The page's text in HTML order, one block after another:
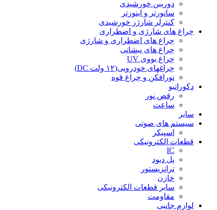
دوربین خورشیدی
سانورتر و اینورتر
کنترلر شارژر خورشیدی
چراغ های شارژی و اضطراری
چراغ های اضطراری و شارژی
چراغ های پیشانی
چراغ یووی UV
چراغهای خودرویی(۱۲ ولت DC)
نورافکن و چراغ قوه
دکوراتیو
رقص نور
ساعت
سایر
سیستم های صوتی
اسپیکر
قطعات الکترونیکی
IC
پل دیود
ترانزیستور
خازن
سایر قطعات الکترونیکی
مقاومت
لوازم جانبی